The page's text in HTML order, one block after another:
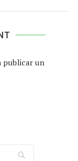
publicar un